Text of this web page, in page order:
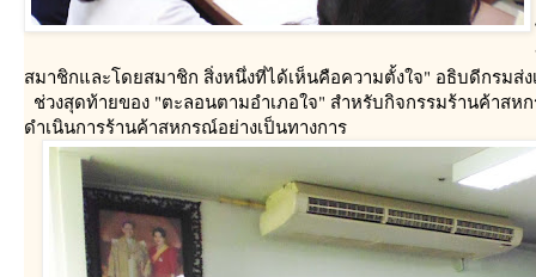
สมาชิกและโดยสมาชิก สิ่งหนึ่งที่ได้เห็นคือความตั้งใจ" อธิบดีกรมส่
ช่วงสุดท้ายของ "ตะลอนตามอำเภอใจ" สำหรับกิจกรรมร้านค้าสหก
ดำเนินการร้านค้าสหกรณ์อย่างเป็นทางการ